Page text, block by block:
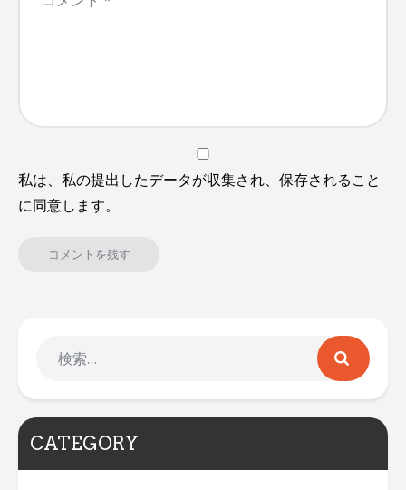
私は、私の提出したデータが収集され、保存されること
に同意します。
CATEGORY